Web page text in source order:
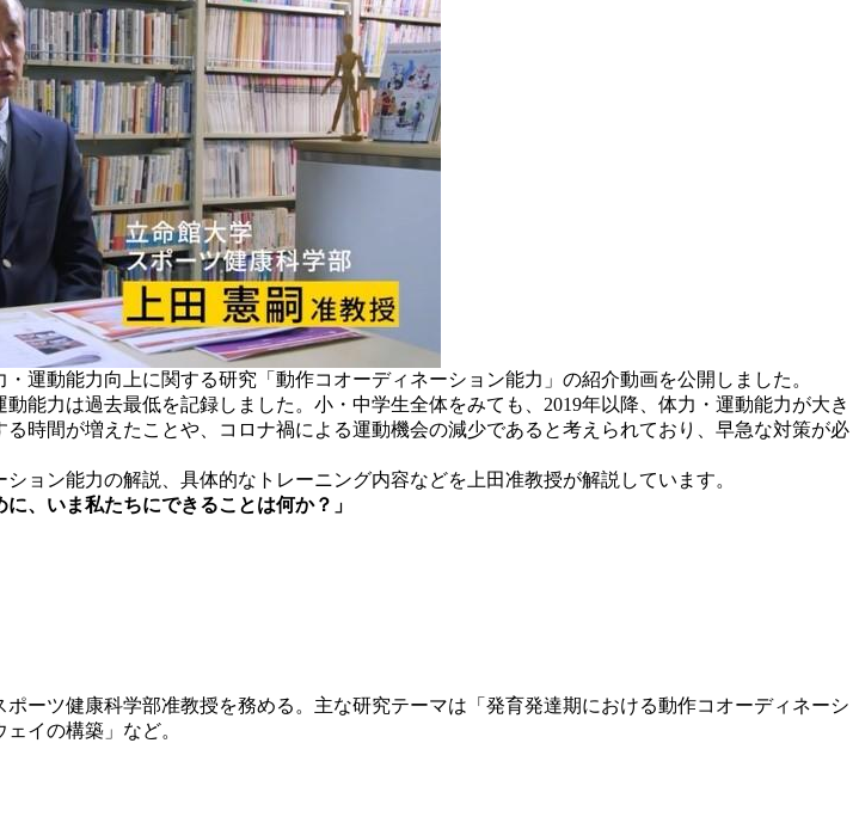
運動能力向上に関する研究「動作コオーディネーション能力」の紹介動画を公開しました。
力は過去最低を記録しました。小・中学生全体をみても、2019年以降、体力・運動能力が大き
時間が増えたことや、コロナ禍による運動機会の減少であると考えられており、早急な対策が必
ン能力の解説、具体的なトレーニング内容などを上田准教授が解説しています。
、いま私たちにできることは何か？」
ーツ健康科学部准教授を務める。主な研究テーマは「発育発達期における動作コオーディネーシ
イの構築」など。